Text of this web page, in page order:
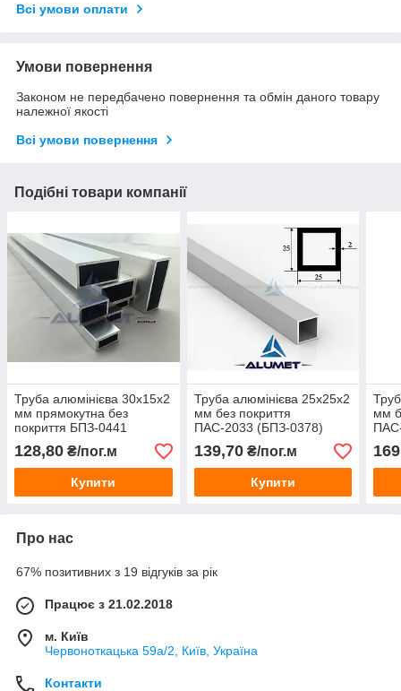
Всі умови оплати
Умови повернення
Законом не передбачено повернення та обмін даного товару
належної якості
Всі умови повернення
Подібні товари компанії
Труба алюмінієва 30х15х2
мм прямокутна без
покриття БПЗ-0441
128,80 ₴/пог.м
Купити
Труба алюмінієва 25х25х2
мм без покриття
ПАС-2033 (БПЗ-0378)
139,70₴/пог.м
Купити
мм
Про нас
67% позитивних з 19 відгуків за рік
Працює з 21.02.2018
м. Київ
Червоноткацька 59а/2, Київ, Україна
Контакти